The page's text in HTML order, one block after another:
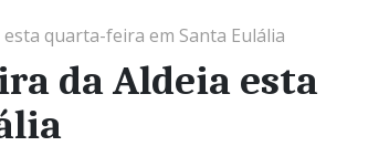
quarta-feira em Santa Eulália
da Aldeia esta